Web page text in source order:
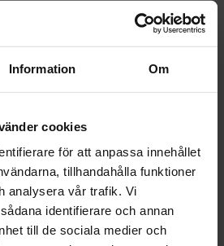
Information Om
cookies
för att anpassa innehållet
tillhandahålla funktioner
analysera vår trafik. Vi
identifierare och annan
till de sociala medier och
har blivit egenanställd
toppen!
av en matchningstjänst
av företag som
för tips.
Svara